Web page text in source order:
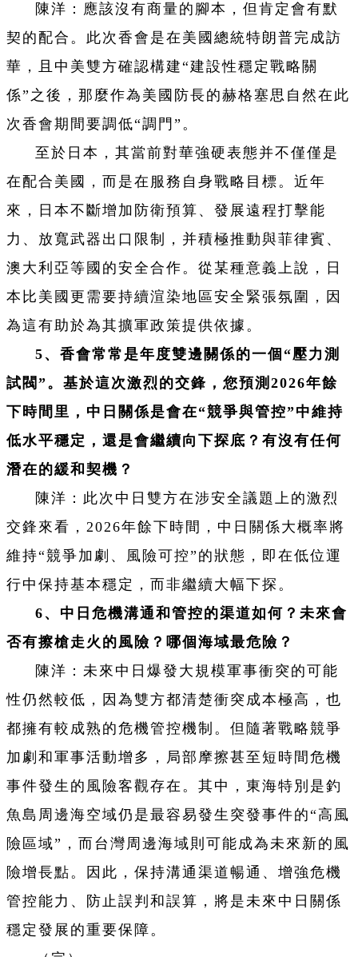
陳洋：應該沒有商量的腳本，但肯定會有默
契的配合。此次香會是在美國總統特朗普完成訪
華，且中美雙方確認構建“建設性穩定戰略關
係”之後，那麼作為美國防長的赫格塞思自然在此
次香會期間要調低“調門”。
至於日本，其當前對華強硬表態并不僅僅是
在配合美國，而是在服務自身戰略目標。近年
來，日本不斷增加防衛預算、發展遠程打擊能
力、放寬武器出口限制，并積極推動與菲律賓、
澳大利亞等國的安全合作。從某種意義上說，日
本比美國更需要持續渲染地區安全緊張氛圍，因
為這有助於為其擴軍政策提供依據。
5、香會常常是年度雙邊關係的一個“壓力測
試閥”。基於這次激烈的交鋒，您預測2026年餘
下時間里，中日關係是會在“競爭與管控”中維持
低水平穩定，還是會繼續向下探底？有沒有任何
潛在的緩和契機？
陳洋：此次中日雙方在涉安全議題上的激烈
交鋒來看，2026年餘下時間，中日關係大概率將
維持“競爭加劇、風險可控”的狀態，即在低位運
行中保持基本穩定，而非繼續大幅下探。
6、中日危機溝通和管控的渠道如何？未來會
否有擦槍走火的風險？哪個海域最危險？
陳洋：未來中日爆發大規模軍事衝突的可能
性仍然較低，因為雙方都清楚衝突成本極高，也
都擁有較成熟的危機管控機制。但隨著戰略競爭
加劇和軍事活動增多，局部摩擦甚至短時間危機
事件發生的風險客觀存在。其中，東海特別是釣
魚島周邊海空域仍是最容易發生突發事件的“高風
險區域”，而台灣周邊海域則可能成為未來新的風
險增長點。因此，保持溝通渠道暢通、增強危機
管控能力、防止誤判和誤算，將是未來中日關係
穩定發展的重要保障。